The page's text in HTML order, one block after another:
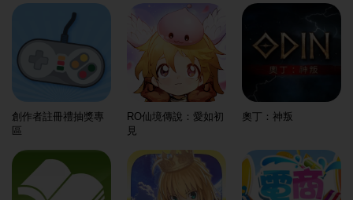
創作者註冊禮抽獎專
區
RO仙境傳說：愛如初
見
奧丁：神叛